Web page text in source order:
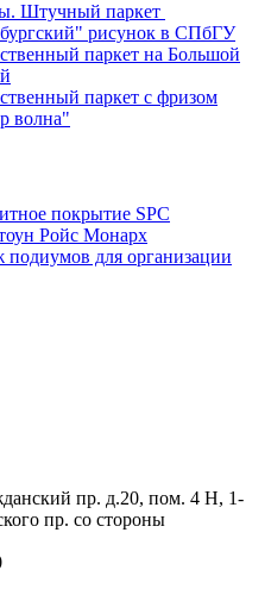
Штучный паркет
рисунок в СПбГУ
паркет на Большой
паркет с фризом
волна"
покрытие SPC
Ройс Монарх
для организации
пр. д.20, пом. 4 Н, 1-
пр. со стороны